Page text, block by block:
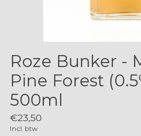
Roze Bunker -
Pine Forest
500ml
€23,50
Incl. btw